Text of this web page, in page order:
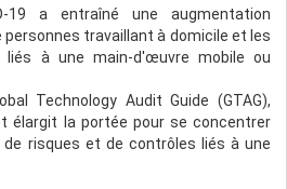
19 a entraîné une augmentation
travaillant à domicile et les
à une main-d'œuvre mobile ou
Technology Audit Guide (GTAG),
élargit la portée pour se concentrer
risques et de contrôles liés à une